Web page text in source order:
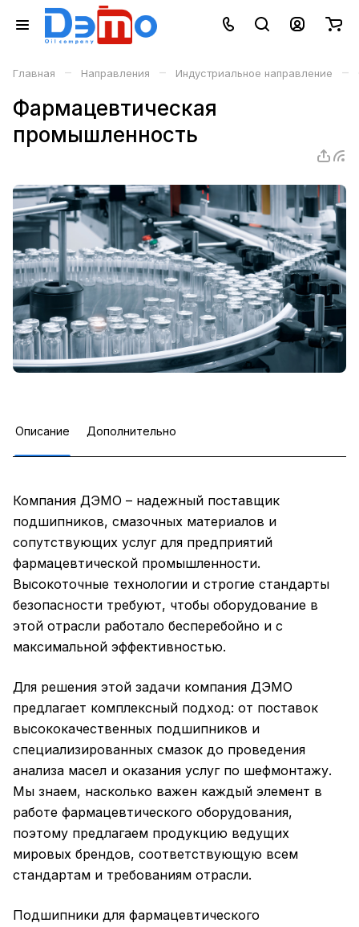
Главная – Направления – Индустриальное направление –
Фармацевтическая
промышленность
Описание Дополнительно
Компания ДЭМО – надежный поставщик
подшипников, смазочных материалов и
сопутствующих услуг для предприятий
фармацевтической промышленности.
Высокоточные технологии и строгие стандарты
безопасности требуют, чтобы оборудование в
этой отрасли работало бесперебойно и с
максимальной эффективностью.
Для решения этой задачи компания ДЭМО
предлагает комплексный подход: от поставок
высококачественных подшипников и
специализированных смазок до проведения
анализа масел и оказания услуг по шефмонтажу.
Мы знаем, насколько важен каждый элемент в
работе фармацевтического оборудования,
поэтому предлагаем продукцию ведущих
мировых брендов, соответствующую всем
стандартам и требованиям отрасли.
Подшипники для фармацевтического